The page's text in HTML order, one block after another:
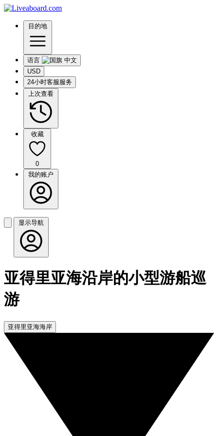
目的地
语言
USD
24小时客服服务
上次查看
收藏
0
我的账户
显示导航
亚得里亚海沿岸的小型游船巡
游
亚得里亚海海岸